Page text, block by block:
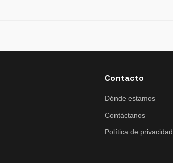
Contacto
Dónde estamos
Contáctanos
Política de privacidad